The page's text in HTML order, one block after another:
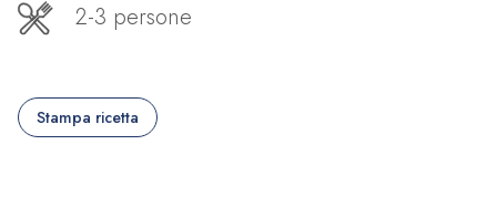
2-3 persone
Stampa ricetta